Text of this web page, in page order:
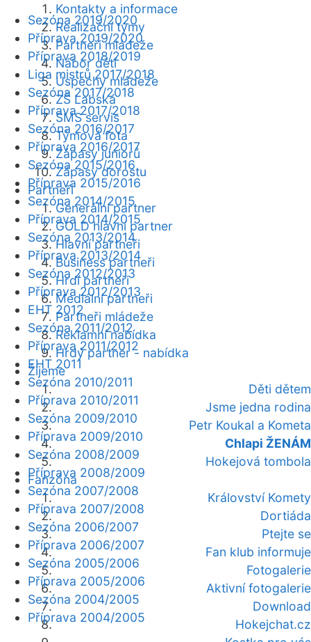
Kontakty a informace
Realizační týmy
Partneři mládeže
Nábor dětí
Úspěchy mládeže
ZŠ Labská
SMS servis
Týmová fota
Zápasy juniorů
Zápasy dorostu
Partneři
Generální partner
GOLD hlavní partner
Hlavní partneři
Business partneři
Hrdí partneři
Mediální partneři
Partneři mládeže
Reklamní nabídka
Hrdý partner - nabídka
Žijeme
Děti dětem
Jsme jedna rodina
Petr Koukal a Kometa
Chlapi ŽENÁM
Hokejová tombola
Fanzóna
Království Komety
Dortiáda
Ptejte se
Fan klub informuje
Fotogalerie
Aktivní fotogalerie
Download
Hokejchat.cz
Sezóna 2019/2020
Příprava 2019/2020
Příprava 2018/2019
Liga mistrů 2017/2018
Sezóna 2017/2018
Příprava 2017/2018
Sezóna 2016/2017
Příprava 2016/2017
Sezóna 2015/2016
Příprava 2015/2016
Sezóna 2014/2015
Příprava 2014/2015
Sezóna 2013/2014
Příprava 2013/2014
Sezóna 2012/2013
Příprava 2012/2013
EHT 2012
Sezóna 2011/2012
Příprava 2011/2012
EHT 2011
Sezóna 2010/2011
Příprava 2010/2011
Sezóna 2009/2010
Příprava 2009/2010
Sezóna 2008/2009
Příprava 2008/2009
Sezóna 2007/2008
Příprava 2007/2008
Sezóna 2006/2007
Příprava 2006/2007
Sezóna 2005/2006
Příprava 2005/2006
Sezóna 2004/2005
Příprava 2004/2005